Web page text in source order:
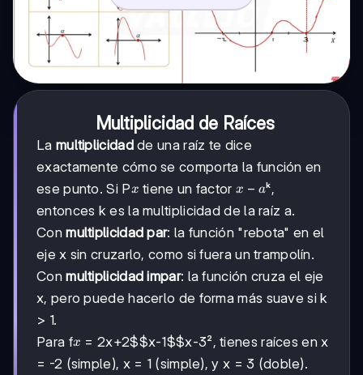
Multiplicidad de Raíces
La multiplicidadde una raíz te dice
exactamente cómo se comporta la función en
ese punto. Si Px
x tiene un factor x-
a
x − aᵏ,
entonces k es la multiplicidad de la raíz a.
Conmultiplicidad par: la función "rebota" en el
eje x sin cruzarlo, como si fuera un trampolín.
Conmultiplicidad impar: la función cruza el eje
x, pero puede hacerlo de forma más suave si k
> 1.
Para fx
x = 2x+2$$x-1$$x-3², tienes raíces en x
= -2 (simple), x = 1 (simple), y x = 3 (doble).